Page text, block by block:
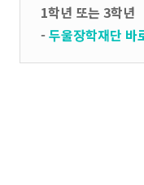
1학년 또는 3학년
-두울장학재단 바